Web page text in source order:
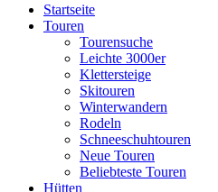
Startseite
Touren
Tourensuche
Leichte 3000er
Klettersteige
Skitouren
Winterwandern
Rodeln
Schneeschuhtouren
Neue Touren
Beliebteste Touren
Hütten